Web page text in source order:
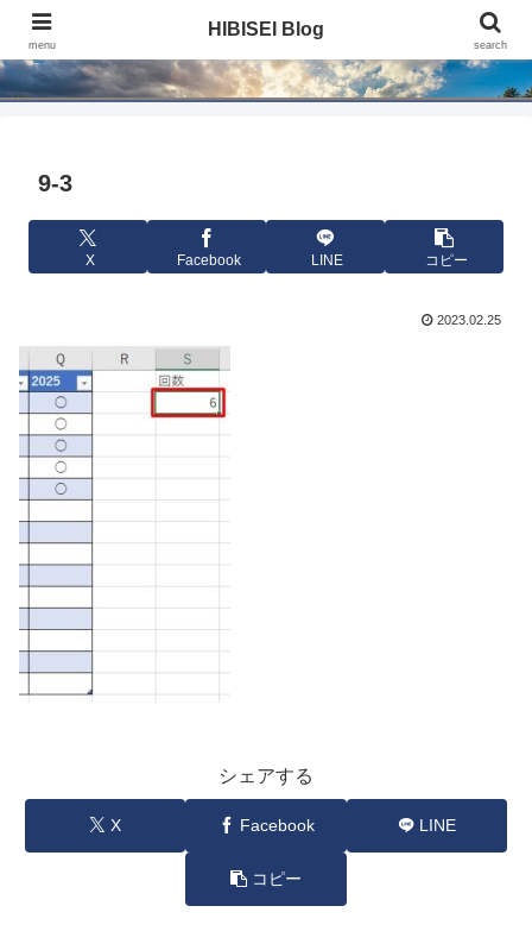
HIBISEI Blog
9-3
X Facebook LINE コピー
2023.02.25
シェアする
X Facebook LINE
コピー
menu
HIBISEI Blog
search